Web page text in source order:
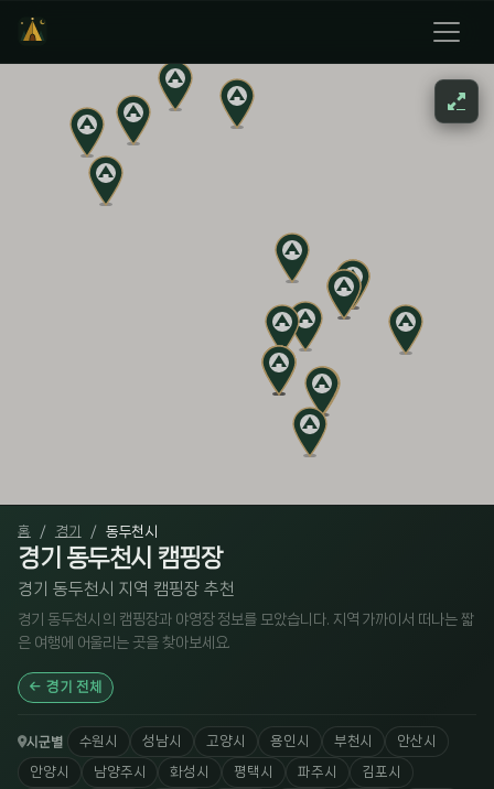
홈 경기 동두천시
경기 동두천시 캠핑장
경기 동두천시 지역 캠핑장 추천
경기 동두천시 의 캠핑장과 야영장 정보를 모았습니다. 지역 가까이서 떠나는 짧
은 여행에 어울리는 곳을 찾아보세요.
경기 전체
시군별 수원시 성남시 고양시 용인시 부천시 안산시
안양시 남양주시 화성시 평택시 파주시 김포시